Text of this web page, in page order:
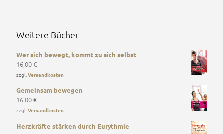
Weitere Bücher
Wer sich bewegt, kommt zu sich selbst
16,00€
zzgl.Versandkosten
Gemeinsam bewegen
16,00€
zzgl.Versandkosten
Herzkräfte stärken durch Eurythmie